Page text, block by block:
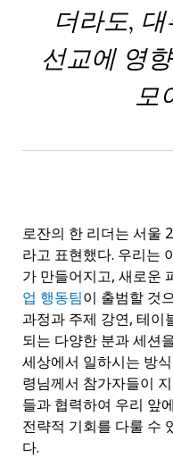
더라도,
선교에 영
모
로잔의 한 리더는 서울
라고 표현했다. 우리는
가 만들어지고, 새로운
업 행동팀이 출범할 것
과정과 주제 강연, 테이
되는 다양한 분과 세션
세상에서 일하시는 방
령님께서 참가자들이
들과 협력하여 우리 앞
전략적 기회를 다룰 수
다.